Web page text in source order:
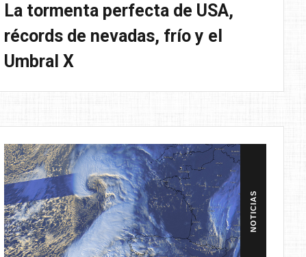
La tormenta perfecta de USA,
récords de nevadas, frío y el
Umbral X
NOTICIAS